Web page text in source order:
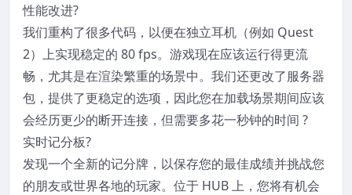
性能改进?
我们重构了很多代码，以便在独立耳机（例如 Quest
2）上实现稳定的 80 fps。游戏现在应该运行得更流
畅，尤其是在渲染繁重的场景中。我们还更改了服务器
包，提供了更稳定的选项，因此您在加载场景期间应该
会经历更少的断开连接，但需要多花一秒钟的时间 ?
实时记分板?
发现一个全新的记分牌，以保存您的最佳成绩并挑战您
的朋友或世界各地的玩家。位于 HUB 上，您将有机会